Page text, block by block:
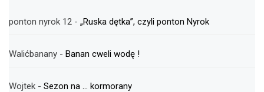
ponton nyrok 12 - „Ruska dętka”, czyli ponton Nyrok
Walićbanany - Banan cweli wodę !
Wojtek - Sezon na … kormorany